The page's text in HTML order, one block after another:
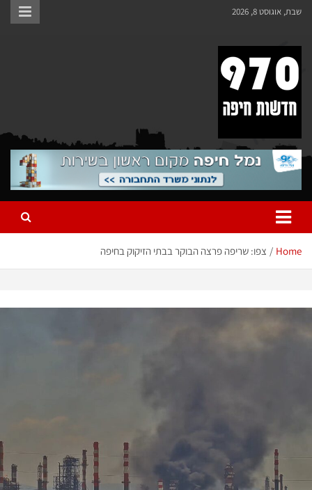
8, 2026
צפו: שריפה פרצה הבוקר בבתי הזיקוק בחיפה